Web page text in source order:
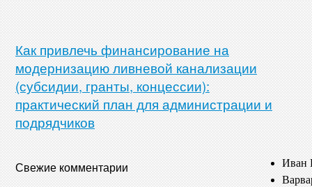
Как привлечь финансирование на
модернизацию ливневой канализации
(субсидии, гранты, концессии):
практический план для администрации и
подрядчиков
Свежие комментарии
Иван